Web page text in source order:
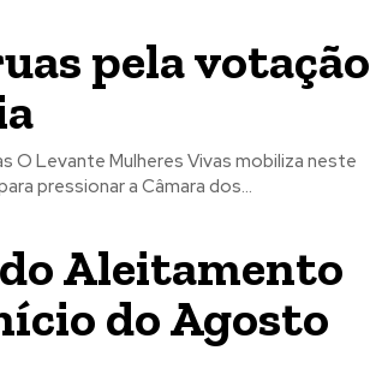
pela votação
O Levante Mulheres Vivas mobiliza neste
pressionar a Câmara dos...
Aleitamento
do Agosto